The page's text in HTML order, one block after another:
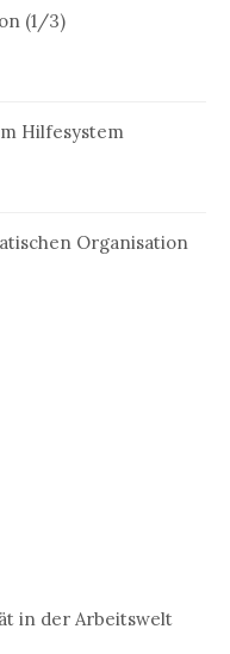
(1/3)
Hilfesystem
Organisation
in der Arbeitswelt